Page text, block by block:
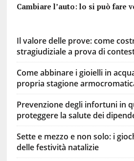
Cambiare l’auto: lo si può fare
Il valore delle prove: come
stragiudiziale a prova di
Come abbinare i gioielli in
propria stagione
Prevenzione degli infortuni in
proteggere la salute dei
Sette e mezzo e non solo: i
delle festività natalizie